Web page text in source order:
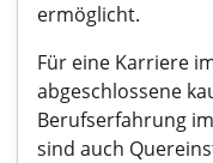
ermöglicht.
Für eine Karriere
abgeschlossene
Berufserfahrung
sind auch